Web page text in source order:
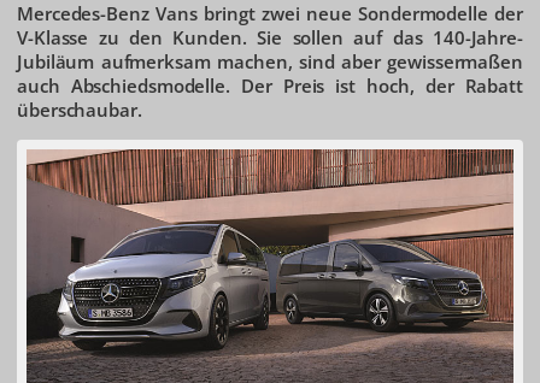
Mercedes-Benz Vans bringt zwei neue Sondermodelle der
V-Klasse zu den Kunden. Sie sollen auf das 140-Jahre-
Jubiläum aufmerksam machen, sind aber gewissermaßen
auch Abschiedsmodelle. Der Preis ist hoch, der Rabatt
überschaubar.